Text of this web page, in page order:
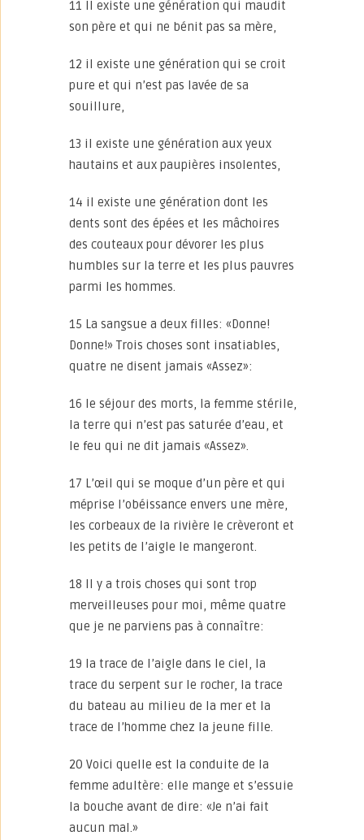
11 Il existe une génération qui maudit
son père et qui ne bénit pas sa mère,
12 il existe une génération qui se croit
pure et qui n’est pas lavée de sa
souillure,
13 il existe une génération aux yeux
hautains et aux paupières insolentes,
14 il existe une génération dont les
dents sont des épées et les mâchoires
des couteaux pour dévorer les plus
humbles sur la terre et les plus pauvres
parmi les hommes.
15 La sangsue a deux filles: «Donne!
Donne!» Trois choses sont insatiables,
quatre ne disent jamais «Assez»:
16 le séjour des morts, la femme stérile,
la terre qui n’est pas saturée d’eau, et
le feu qui ne dit jamais «Assez».
17 L’œil qui se moque d’un père et qui
méprise l’obéissance envers une mère,
les corbeaux de la rivière le crèveront et
les petits de l’aigle le mangeront.
18 Il y a trois choses qui sont trop
merveilleuses pour moi, même quatre
que je ne parviens pas à connaître:
19 la trace de l’aigle dans le ciel, la
trace du serpent sur le rocher, la trace
du bateau au milieu de la mer et la
trace de l’homme chez la jeune fille.
20 Voici quelle est la conduite de la
femme adultère: elle mange et s’essuie
la bouche avant de dire: «Je n’ai fait
aucun mal.»